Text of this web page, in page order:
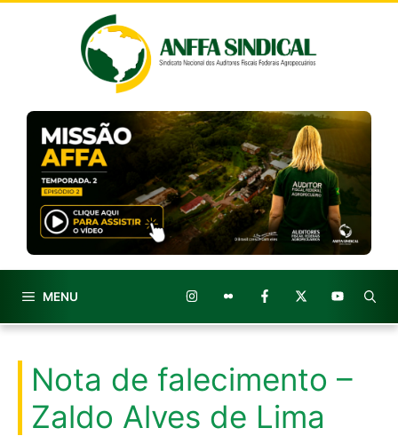
MENU
Nota de falecimento –
Zaldo Alves de Lima